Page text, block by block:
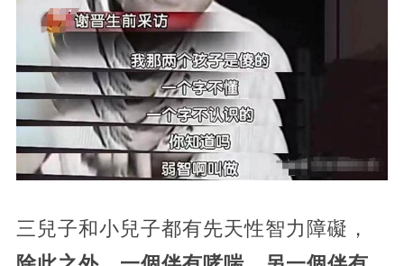
三兒子和小兒子都有先天性智力障礙，